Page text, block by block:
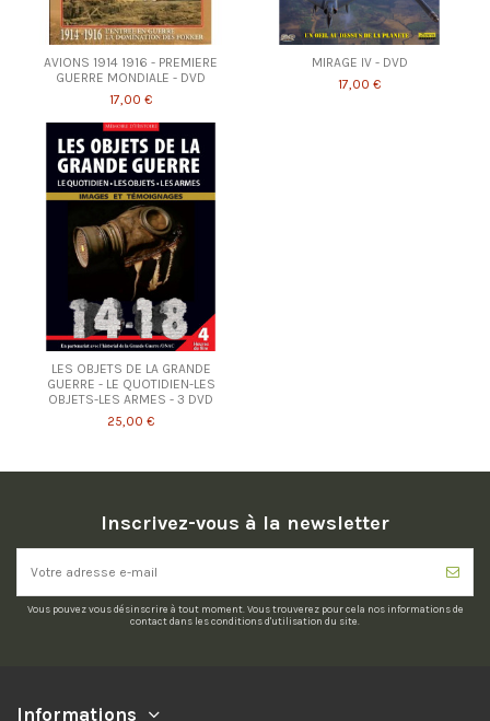
AVIONS 1914 1916 - PREMIERE
GUERRE MONDIALE - DVD
17,00 €
MIRAGE IV - DVD
17,00 €
LES OBJETS DE LA GRANDE
GUERRE - LE QUOTIDIEN-LES
OBJETS-LES ARMES - 3 DVD
25,00 €
Inscrivez-vous à la newsletter
Vous pouvez vous désinscrire à tout moment. Vous trouverez pour cela nos informations de
contact dans les conditions d'utilisation du site.
Informations